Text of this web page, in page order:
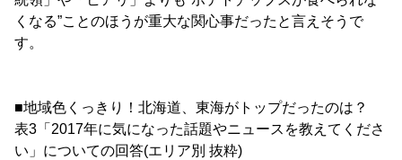
くなる”ことのほうが重大な関心事だったと言えそうで
す。
■地域色くっきり！北海道、東海がトップだったのは？
表3「2017年に気になった話題やニュースを教えてくださ
い」についての回答(エリア別 抜粋)